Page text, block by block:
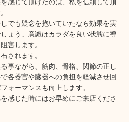
感じて頂けたのは、私を信頼して頂
でも疑念を抱いていたなら効果を実
ょう。意識はカラダを良い状態に導
害します。
されます。
事ながら、筋肉、骨格、関節の正し
各器官や臓器への負担を軽減させ回
ォーマンスも向上します。
感じた時にはお早めにご来店くださ